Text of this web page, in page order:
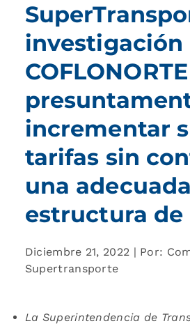
investigación
incrementar
tarifas sin
una adecuada
estructura de
Diciembre 21, 2022 | Por:
Supertransporte
La Superintendencia de